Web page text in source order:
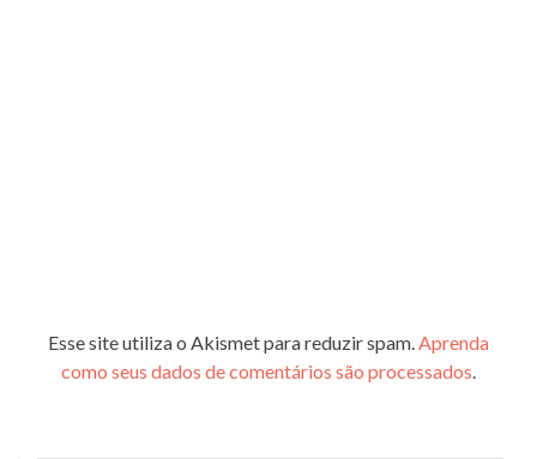
Esse site utiliza o Akismet para reduzir spam.Aprenda
como seus dados de comentários são processados.